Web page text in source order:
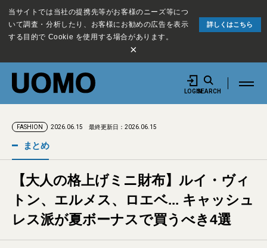
当サイトでは当社の提携先等がお客様のニーズ等につ
いて調査・分析したり、お客様にお勧めの広告を表示
する目的で Cookie を使用する場合があります。
詳しくはこちら
×
LOGINSEARCH
FASHION 2026.06.15 最終更新日：2026.06.15
まとめ
【大人の格上げミニ財布】ルイ・ヴィ
トン、エルメス、ロエベ... キャッシュ
レス派が夏ボーナスで買うべき4選